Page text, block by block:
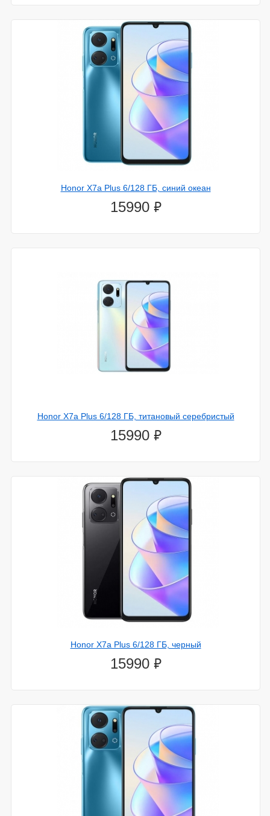
Honor X7a Plus 6/128 ГБ, синий океан
15990 ⃏
Honor X7a Plus 6/128 ГБ, титановый серебристый
15990 ⃏
Honor X7a Plus 6/128 ГБ, черный
15990 ⃏